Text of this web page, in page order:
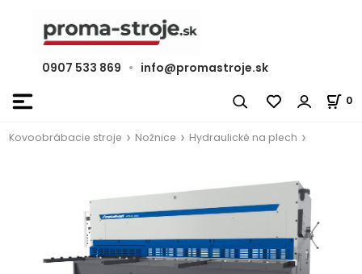
0907 533 869 • info@promastroje.sk
0
Kovoobrábacie stroje Nožnice Hydraulické na plech